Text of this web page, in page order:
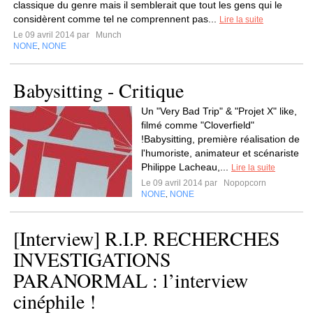
classique du genre mais il semblerait que tout les gens qui le
considèrent comme tel ne comprennent pas...
Lire la suite
Le 09 avril 2014 par
Munch
NONE NONE
Babysitting - Critique
Un "Very Bad Trip" & "Projet X" like,
filmé comme "Cloverfield"
!Babysitting, première réalisation de
l'humoriste, animateur et scénariste
Philippe Lacheau,...
Lire la suite
Le 09 avril 2014 par
Nopopcorn
NONE NONE
[Interview] R.I.P. RECHERCHES
INVESTIGATIONS
PARANORMAL : l’interview
cinéphile !